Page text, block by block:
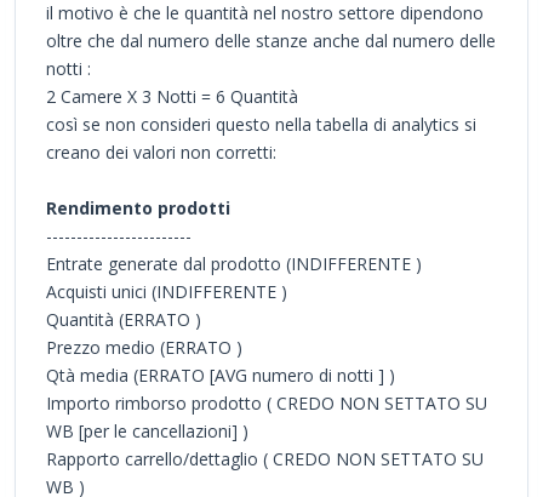
il motivo è che le quantità nel nostro settore dipendono
oltre che dal numero delle stanze anche dal numero delle
notti :
2 Camere X 3 Notti = 6 Quantità
così se non consideri questo nella tabella di analytics si
creano dei valori non corretti:
Rendimento prodotti
------------------------
Entrate generate dal prodotto (INDIFFERENTE )
Acquisti unici (INDIFFERENTE )
Quantità (ERRATO )
Prezzo medio (ERRATO )
Qtà media (ERRATO [AVG numero di notti ] )
Importo rimborso prodotto ( CREDO NON SETTATO SU
WB [per le cancellazioni] )
Rapporto carrello/dettaglio ( CREDO NON SETTATO SU
WB )